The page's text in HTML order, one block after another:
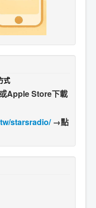
式
Apple Store下載
starsradio/→點